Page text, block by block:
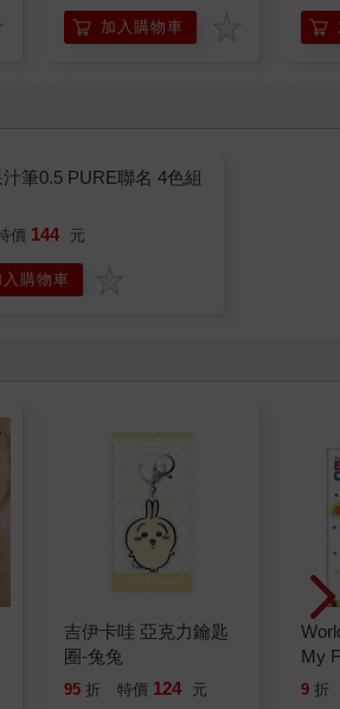
加入購物車
筆0.5 PURE聯名 4色組
價 144 元
入購物車
吉伊卡哇 亞克力鑰匙
圈-兔兔
95 折 特價 124 元
My
9 折